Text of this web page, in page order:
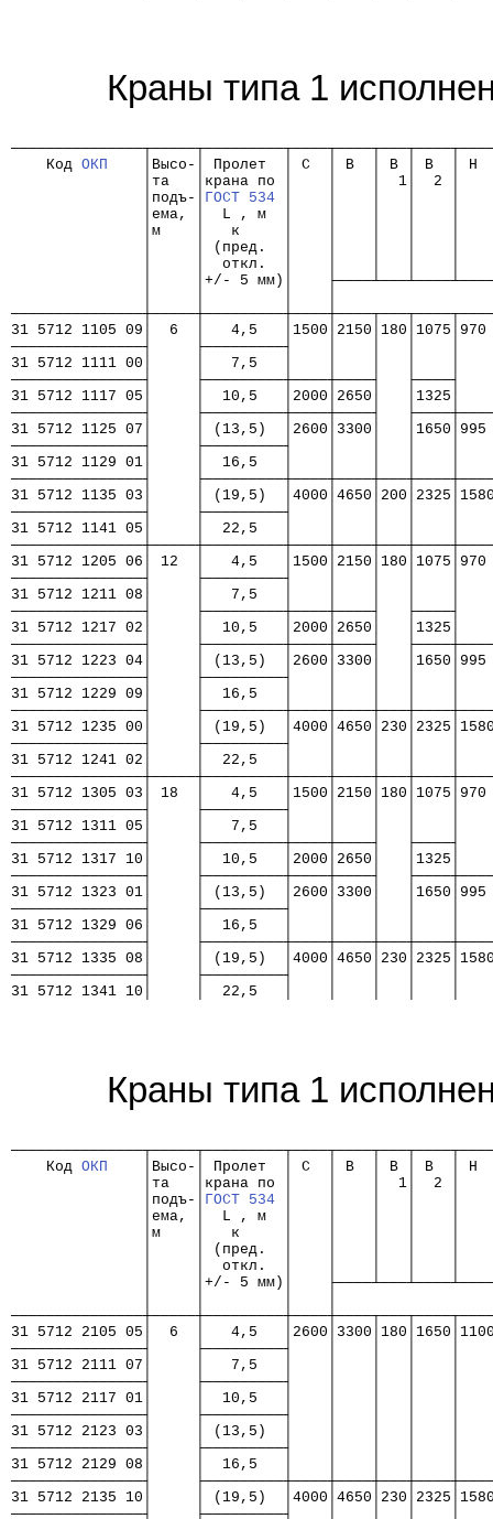
Краны типа 1
    Код
ОКП
│Высо-│ Пролет  │ C  │ B  │ B │ B  │ H
│та   │крана по │    │    │  1│  2 │
               │подъ-│
ГОСТ 534
│ема, │  L , м  │    │    │   │    │
│м    │   к     │    │    │   │    │
│     │ (пред.  │    │    │   │    │
│     │  откл.  │    │    │   │    │
│     │+/- 5 мм)│
31 5712 1105 09│  6  │   4,5
───────────────┤     ├─────────┤    │    │   │    │
31 5712 1111 00│     │   7,5   │    │    │   │    │
───────────────┤     ├─────────┼────┼────┤
31 5712 1117 05│     │  10,5   │2000│2650│
───────────────┤     ├─────────┼────┼────┤
31 5712 1125 07│     │ (13,5)  │2600│3300│
───────────────┤     ├─────────┤    │    │   │    │
31 5712 1129 01│     │  16,5   │    │    │   │    │
───────────────┤
31 5712 1135 03│     │ (19,5)
───────────────┤     ├─────────┤    │    │   │    │
31 5712 1141 05│     │  22,5   │    │    │   │    │
31 5712 1205 06│ 12  │   4,5
───────────────┤     ├─────────┤    │    │   │    │
31 5712 1211 08│     │   7,5   │    │    │   │    │
───────────────┤     ├─────────┼────┼────┤
31 5712 1217 02│     │  10,5   │2000│2650│
───────────────┤     ├─────────┼────┼────┤
31 5712 1223 04│     │ (13,5)  │2600│3300│
───────────────┤     ├─────────┤    │    │   │    │
31 5712 1229 09│     │  16,5   │    │    │   │    │
───────────────┤
31 5712 1235 00│     │ (19,5)
───────────────┤     ├─────────┤    │    │   │    │
31 5712 1241 02│     │  22,5   │    │    │   │    │
31 5712 1305 03│ 18  │   4,5
───────────────┤     ├─────────┤    │    │   │    │
31 5712 1311 05│     │   7,5   │    │    │   │    │
───────────────┤     ├─────────┼────┼────┤
31 5712 1317 10│     │  10,5   │2000│2650│
───────────────┤     ├─────────┼────┼────┤
31 5712 1323 01│     │ (13,5)  │2600│3300│
───────────────┤     ├─────────┤    │    │   │    │
31 5712 1329 06│     │  16,5   │    │    │   │    │
───────────────┤
31 5712 1335 08│     │ (19,5)
───────────────┤     ├─────────┤    │    │   │    │
31 5712 1341 10│     │  22,5   │    │    │   │    │
Краны типа 1
    Код
ОКП
│Высо-│ Пролет  │ C  │ B  │ B │ B  │ H
│та   │крана по │    │    │  1│  2 │
               │подъ-│
ГОСТ 534
│ема, │  L , м  │    │    │   │    │
│м    │   к     │    │    │   │    │
│     │ (пред.  │    │    │   │    │
│     │  откл.  │    │    │   │    │
│     │+/- 5 мм)│
31 5712 2105 05│  6  │   4,5
───────────────┤     ├─────────┤    │    │   │    │
31 5712 2111 07│     │   7,5   │    │    │   │    │
───────────────┤     ├─────────┤    │    │   │    │
31 5712 2117 01│     │  10,5   │    │    │   │    │
───────────────┤     ├─────────┤    │    │   │    │
31 5712 2123 03│     │ (13,5)  │    │    │   │    │
───────────────┤     ├─────────┤    │    │   │    │
31 5712 2129 08│     │  16,5   │    │    │   │    │
───────────────┤
31 5712 2135 10│     │ (19,5)
───────────────┤     ├─────────┤    │    │   │    │